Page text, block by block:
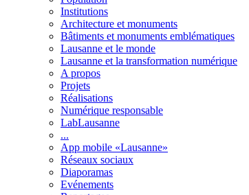
Institutions
Architecture et monuments
Bâtiments et monuments emblématiques
Lausanne et le monde
Lausanne et la transformation numérique
A propos
Projets
Réalisations
Numérique responsable
LabLausanne
...
App mobile «Lausanne»
Réseaux sociaux
Diaporamas
Evénements